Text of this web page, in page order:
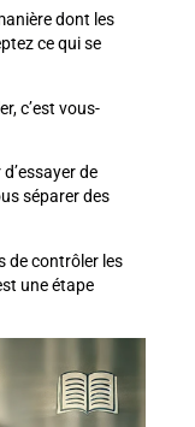
dont les
ce qui se
c’est vous-
de
séparer des
de contrôler les
une étape